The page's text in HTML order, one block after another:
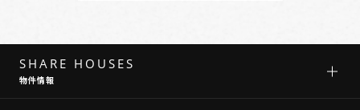
SHARE HOUSES
物件情報